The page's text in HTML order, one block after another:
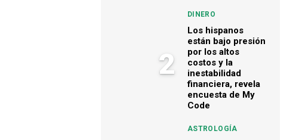
2
DINERO
Los hispanos
están bajo presión
por los altos
costos y la
inestabilidad
financiera, revela
encuesta de My
Code
ASTROLOGÍA